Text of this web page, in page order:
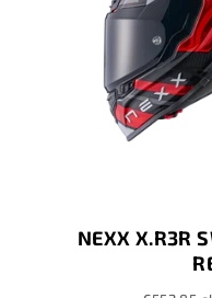
NEXX X.R3R